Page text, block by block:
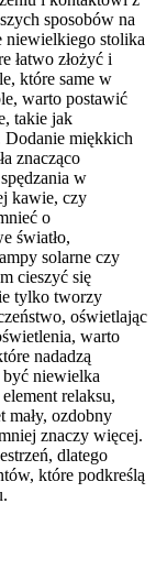
sposobów na
niewielkiego stolika
łatwo złożyć i
które same w
warto postawić
takie jak
Dodanie miękkich
znacząco
w
kawie, czy
o
światło,
solarne czy
cieszyć się
tylko tworzy
oświetlając
warto
nadadzą
niewielka
relaksu,
mały, ozdobny
znaczy więcej.
dlatego
które podkreślą